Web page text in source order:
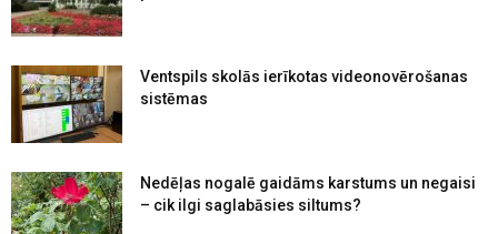
Ventspils skolās ierīkotas videonovērošanas
sistēmas
Nedēļas nogalē gaidāms karstums un negaisi
– cik ilgi saglabāsies siltums?